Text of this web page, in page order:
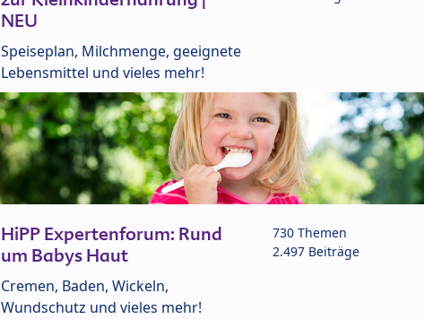
NEU
Speiseplan, Milchmenge, geeignete
Lebensmittel und vieles mehr!
HiPP Expertenforum: Rund
um Babys Haut
Cremen, Baden, Wickeln,
Wundschutz und vieles mehr!
730 Themen
2.497 Beiträge